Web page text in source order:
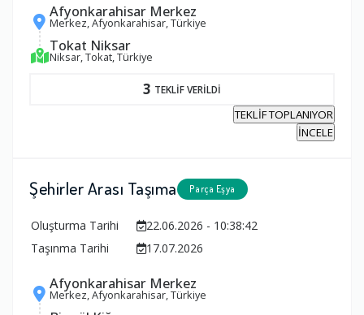
Afyonkarahisar Merkez
Merkez, Afyonkarahisar, Türkiye
Tokat Niksar
Niksar, Tokat, Türkiye
3 TEKLİF VERİLDİ
TEKLİF TOPLANIYOR
İNCELE
Şehirler Arası Taşıma Parça Eşya
Oluşturma Tarihi
22.06.2026 - 10:38:42
Taşınma Tarihi
17.07.2026
Afyonkarahisar Merkez
Merkez, Afyonkarahisar, Türkiye